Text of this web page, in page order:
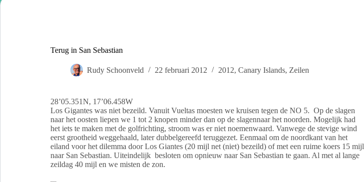
Terug in San Sebastian
Rudy Schoonveld 22 februari 2012 2012, Canary Islands, Zeilen
28’05.351N, 17’06.458W
Los Gigantes was niet bezeild. Vanuit Vueltas moesten we kruisen tegen de NO 5. Op de slagen
naar het oosten liepen we 1 tot 2 knopen minder dan op de slagennaar het noorden. Mogelijk had
het iets te maken met de golfrichting, stroom was er niet noemenwaard. Vanwege de stevige wind
eerst grootheid weggehaald, later dubbelgereefd teruggezet. Eenmaal om de noordkant van het
eiland voor het dilemma door Los Giantes (20 mijl net (niet) bezeild) of met een ruime koers 15 mijl
naar San Sebastian. Uiteindelijk besloten om opnieuw naar San Sebastian te gaan. Al met al lange
zeildag 40 mijl en we misten de zon.